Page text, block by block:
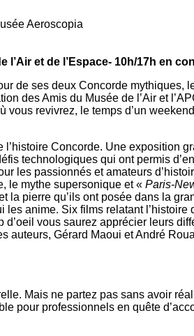
Aeroscopia
l’Air et de l’Espace- 10h/17h en
de ses deux Concorde
des Amis du Musée de l’Air et
revivrez, le temps d’un
Concorde. Une exposition
technologiques qui ont permis
les passionnés et amateurs
le mythe supersonique et « Paris-
la pierre qu’ils ont posée dans la
anime. Six films relatant
d’oeil vous saurez apprécier leurs
auteurs, Gérard Maoui et André
Mais ne partez pas sans avoir
pour professionnels en quête